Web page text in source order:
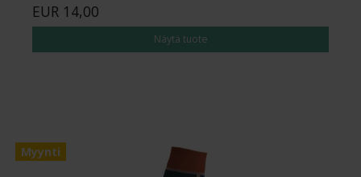
EUR 14,00
Näytä tuote
Myynti